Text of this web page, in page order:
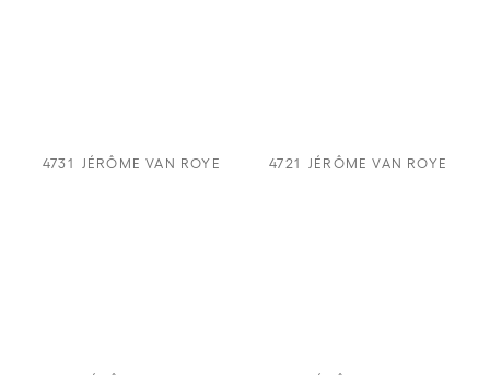
4731 JÉRÔME VAN ROYE 4721 JÉRÔME VAN ROYE